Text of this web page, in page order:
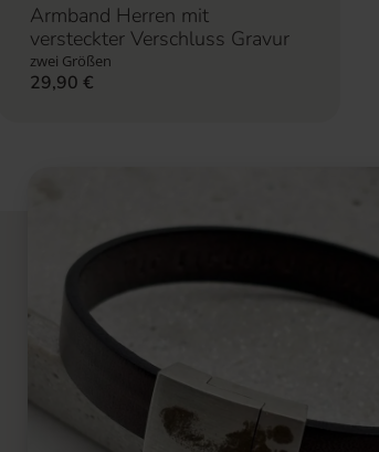
Armband Herren mit
versteckter Verschluss Gravur
zwei Größen
29,90 €